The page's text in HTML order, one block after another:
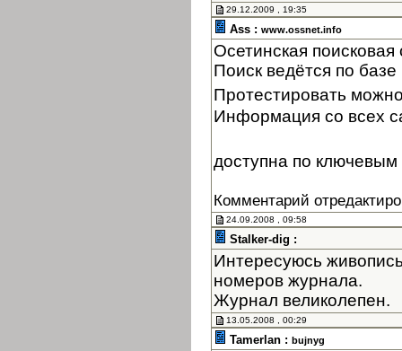
29.12.2009 , 19:35
Ass : www.ossnet.info
Осетинская
Поиск ведётся по
Протестировать
Информация со всех
доступна по
Комментарий
24.09.2008 , 09:58
Stalker-dig :
Интересуюсь
номеров журнала.
Журнал великолепен.
13.05.2008 , 00:29
Tamerlan : bujnyg